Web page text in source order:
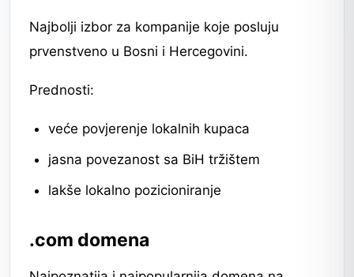
Najbolji izbor za kompanije koje posluju
prvenstveno u Bosni i Hercegovini.
Prednosti:
veće povjerenje lokalnih kupaca
jasna povezanost sa BiH tržištem
lakše lokalno pozicioniranje
.com domena